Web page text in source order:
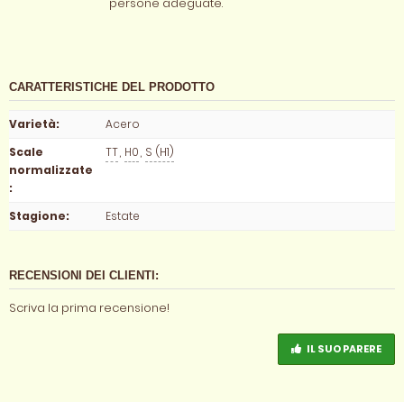
persone adeguate.
CARATTERISTICHE DEL PRODOTTO
Varietà:
Acero
Scale
normalizzate
:
TT, H0, S (H1)
Stagione: Estate
RECENSIONI DEI CLIENTI:
Scriva la prima recensione!
IL SUO PARERE